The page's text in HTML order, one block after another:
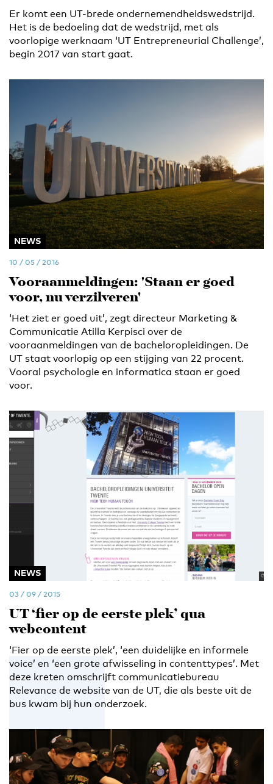
Er komt een UT-brede ondernemendheidswedstrijd.
Het is de bedoeling dat de wedstrijd, met als
voorlopige werknaam ‘UT Entrepreneurial Challenge’,
begin 2017 van start gaat.
NEWS
10 / 05 / 2016
Vooraanmeldingen: 'Staan er goed
voor, nu verzilveren'
‘Het ziet er goed uit’, zegt directeur Marketing &
Communicatie Atilla Kerpisci over de
vooraanmeldingen van de bacheloropleidingen. De
UT staat voorlopig op een stijging van 22 procent.
Vooral psychologie en informatica staan er goed
voor.
NEWS
03 / 09 / 2015
UT ‘fier op de eerste plek’ qua
webcontent
‘Fier op de eerste plek’, ‘een duidelijke en informele
voice’ en ‘een grote afwisseling in contenttypes’. Met
deze kreten omschrijft communicatiebureau
Relevance de website van de UT, die als beste uit de
bus kwam bij hun onderzoek.